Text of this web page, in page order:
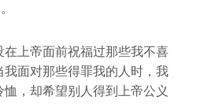
在上帝面前祝福过那些我不喜
我面对那些得罪我的人时，我
，却希望别人得到上帝公义